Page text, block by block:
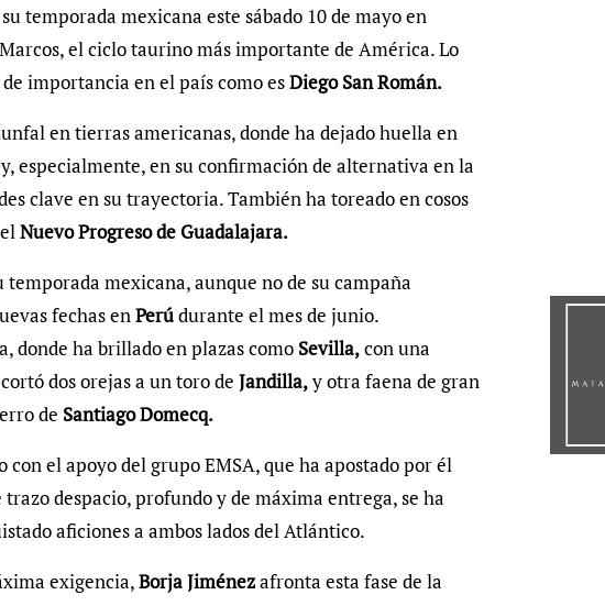
temporada mexicana este sábado 10 de mayo en
el ciclo taurino más importante de América. Lo
importancia en el país como esDiego San Román.
en tierras americanas, donde ha dejado huella en
especialmente, en su confirmación de alternativa en la
clave en su trayectoria. También ha toreado en cosos
Nuevo Progreso de Guadalajara.
mexicana, aunque no de su campaña
fechas enPerúdurante el mes de junio.
donde ha brillado en plazas como Sevilla,con una
dos orejas a un toro de Jandilla,y otra faena de gran
de Santiago Domecq.
el apoyo del grupo EMSA, que ha apostado por él
despacio, profundo y de máxima entrega, se ha
aficiones a ambos lados del Atlántico.
exigencia,Borja Jiménezafronta esta fase de la